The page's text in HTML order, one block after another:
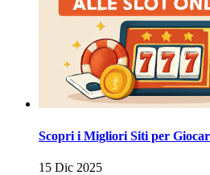
Scopri i Migliori Siti per
15 Dic 2025